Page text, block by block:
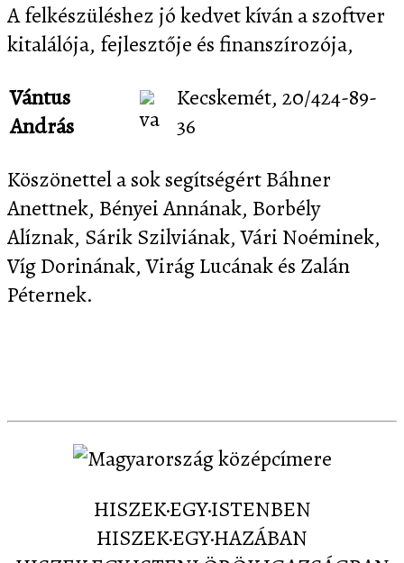
A felkészüléshez jó kedvet kíván a szoftver
kitalálója, fejlesztője és finanszírozója,
Vántus
András
Kecskemét, 20/424-89-
36
Köszönettel a sok segítségért Báhner
Anettnek, Bényei Annának, Borbély
Alíznak, Sárik Szilviának, Vári Noéminek,
Víg Dorinának, Virág Lucának és Zalán
Péternek.
HISZEK·EGY·ISTENBEN
HISZEK·EGY·HAZÁBAN